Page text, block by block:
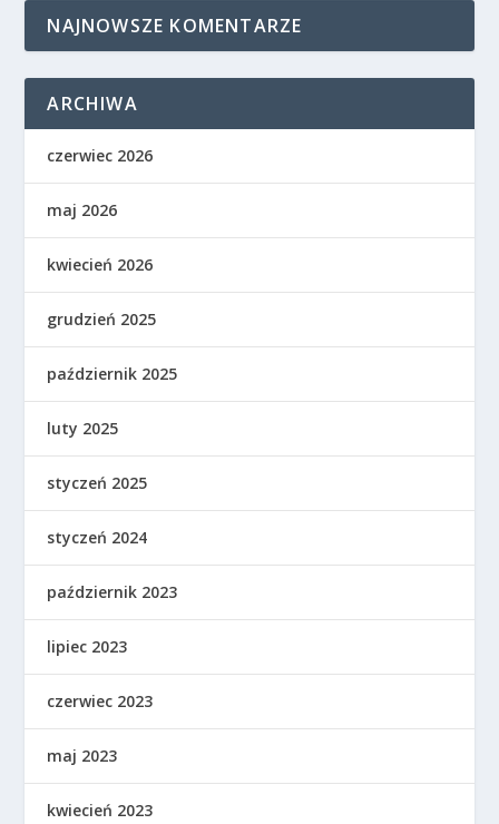
NAJNOWSZE KOMENTARZE
ARCHIWA
czerwiec 2026
maj 2026
kwiecień 2026
grudzień 2025
październik 2025
luty 2025
styczeń 2025
styczeń 2024
październik 2023
lipiec 2023
czerwiec 2023
maj 2023
kwiecień 2023